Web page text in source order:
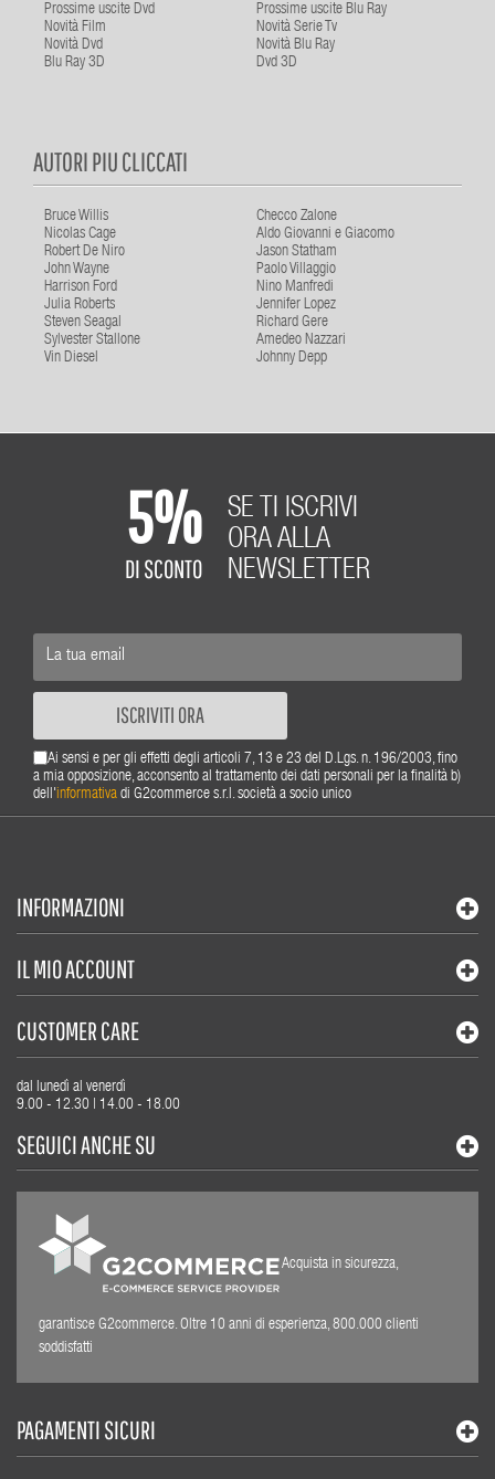
Prossime uscite Dvd
Prossime uscite Blu Ray
Novità Film
Novità Serie Tv
Novità Dvd
Novità Blu Ray
Blu Ray 3D
Dvd 3D
AUTORI PIU CLICCATI
Bruce Willis
Checco Zalone
Nicolas Cage
Aldo Giovanni e Giacomo
Robert De Niro
Jason Statham
John Wayne
Paolo Villaggio
Harrison Ford
Nino Manfredi
Julia Roberts
Jennifer Lopez
Steven Seagal
Richard Gere
Sylvester Stallone
Amedeo Nazzari
Vin Diesel
Johnny Depp
5%
DI SCONTO
SE TI ISCRIVI
ORA ALLA
NEWSLETTER
ISCRIVITI ORA
Ai sensi e per gli effetti degli articoli 7, 13 e 23 del D.Lgs. n. 196/2003, fino
a mia opposizione, acconsento al trattamento dei dati personali per la finalità b)
dell'informativa di G2commerce s.r.l. società a socio unico
INFORMAZIONI
IL MIO ACCOUNT
CUSTOMER CARE
dal lunedì al venerdì
9.00 - 12.30 | 14.00 - 18.00
SEGUICI ANCHE SU
Acquista in sicurezza,
garantisce G2commerce. Oltre 10 anni di esperienza, 800.000 clienti
soddisfatti
PAGAMENTI SICURI